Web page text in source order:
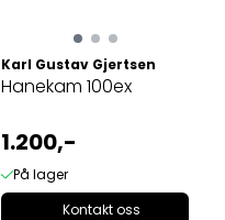
Karl Gustav Gjertsen
Hanekam 100ex
1.200,-
På lager
Kontakt oss